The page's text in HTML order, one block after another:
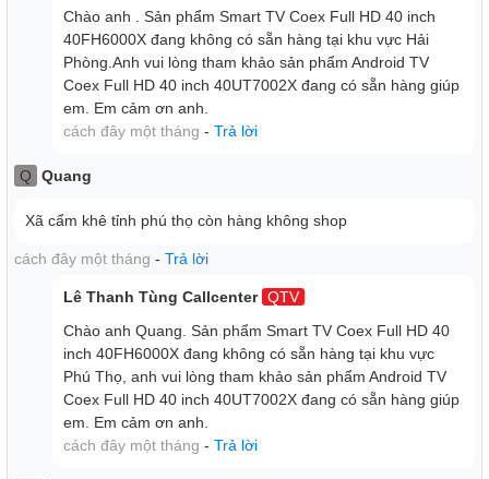
Chào anh . Sản phẩm Smart TV Coex Full HD 40 inch
40FH6000X đang không có sẵn hàng tại khu vực Hải
Phòng.Anh vui lòng tham khảo sản phẩm Android TV
Coex Full HD 40 inch 40UT7002X đang có sẵn hàng giúp
em. Em cảm ơn anh.
cách đây một tháng - Trả lời
Q Quang
Xã cẩm khê tỉnh phú thọ còn hàng không shop
cách đây một tháng - Trả lời
Lê Thanh Tùng Callcenter QTV
Chào anh Quang. Sản phẩm Smart TV Coex Full HD 40
inch 40FH6000X đang không có sẵn hàng tại khu vực
Phú Thọ, anh vui lòng tham khảo sản phẩm Android TV
Coex Full HD 40 inch 40UT7002X đang có sẵn hàng giúp
em. Em cảm ơn anh.
cách đây một tháng - Trả lời